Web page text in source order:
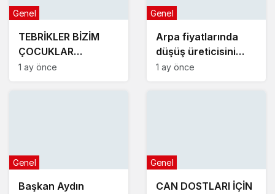
TEBRİKLER BİZİM
ÇOCUKLAR
YENİŞEHİR’İ
Genel
1 ay önce
Arpa fiyatlarında
düşüş üreticisini
üzdü
Genel
1 ay önce
Başkan Aydın
Genel
CAN DOSTLARI İÇİN
Genel